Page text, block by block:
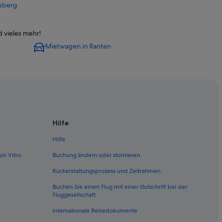
am Kreischberg
Georgen am Kreischberg
vieles mehr!
Mietwagen in Ranten
Vrbo
Hilfe
Hilfe
Buchung ändern oder stornieren
Rückerstattungsprozess und Zeitrahmen
Buchen Sie einen Flug mit einer Gutschrift bei der
Fluggesellschaft
Internationale Reisedokumente